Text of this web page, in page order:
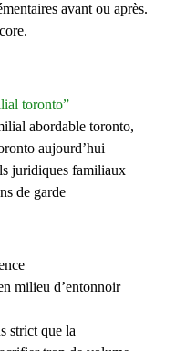
avant ou après.
toronto”
abordable toronto,
aujourd’hui
juridiques familiaux
de garde
milieu d’entonnoir
strict que la